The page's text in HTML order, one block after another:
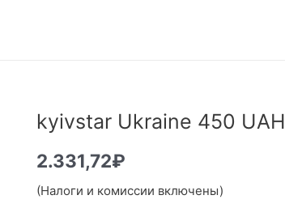
kyivstar Ukraine 450 UAH
2.331,72₽
(Налоги и комиссии включены)